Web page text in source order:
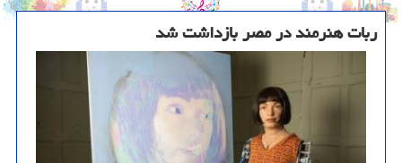
ربات هنرمند در مصر بازداشت شد